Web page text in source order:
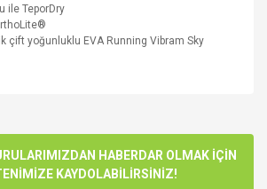
ile TeporDry
çift yoğunluklu EVA Running Vibram Sky
Yorum Yaz
iletebilirsiniz.
için teşekkür ederiz.HABERDAR OLMAK İÇİN
KAYDOLABİLİRSİNİZ!